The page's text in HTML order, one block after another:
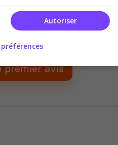
sur ce serveur.
Ambiance
premier avis
Autoriser
préférences